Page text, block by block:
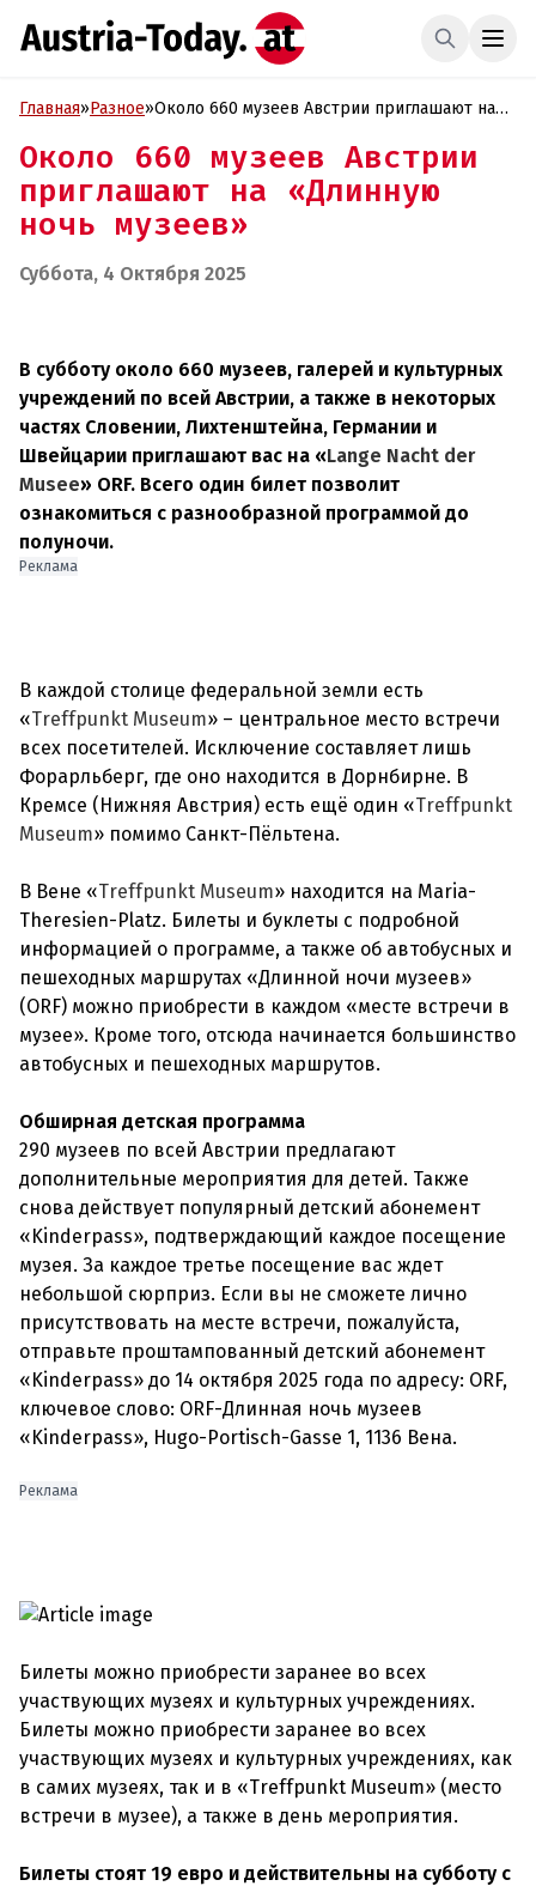
Главная»Разное»Около 660 музеев Австрии приглашают на
Около 660 музеев Австрии
приглашают на «Длинную
ночь музеев»
Суббота, 4 Октября 2025
В субботу около 660 музеев, галерей и культурных
учреждений по всей Австрии, а также в некоторых
частях Словении, Лихтенштейна, Германии и
Швейцарии приглашают вас на «Lange Nacht der
Musee» ORF. Всего один билет позволит
ознакомиться с разнообразной программой до
полуночи.
Реклама
В каждой столице федеральной земли есть
«Treffpunkt Museum» – центральное место встречи
всех посетителей. Исключение составляет лишь
Форарльберг, где оно находится в Дорнбирне. В
Кремсе (Нижняя Австрия) есть ещё один «Treffpunkt
Museum» помимо Санкт-Пёльтена.
В Вене «Treffpunkt Museum» находится на Maria-
Theresien-Platz. Билеты и буклеты с подробной
информацией о программе, а также об автобусных и
пешеходных маршрутах «Длинной ночи музеев»
(ORF) можно приобрести в каждом «месте встречи в
музее». Кроме того, отсюда начинается большинство
автобусных и пешеходных маршрутов.
Обширная детская программа
290 музеев по всей Австрии предлагают
дополнительные мероприятия для детей. Также
снова действует популярный детский абонемент
«Kinderpass», подтверждающий каждое посещение
музея. За каждое третье посещение вас ждет
небольшой сюрприз. Если вы не сможете лично
присутствовать на месте встречи, пожалуйста,
отправьте проштампованный детский абонемент
«Kinderpass» до 14 октября 2025 года по адресу: ORF,
ключевое слово: ORF-Длинная ночь музеев
«Kinderpass», Hugo-Portisch-Gasse 1, 1136 Вена.
Реклама
Билеты можно приобрести заранее во всех
участвующих музеях и культурных учреждениях.
Билеты можно приобрести заранее во всех
участвующих музеях и культурных учреждениях, как
в самих музеях, так и в «Treffpunkt Museum» (место
встречи в музее), а также в день мероприятия.
Билеты стоят 19 евро и действительны на субботу с